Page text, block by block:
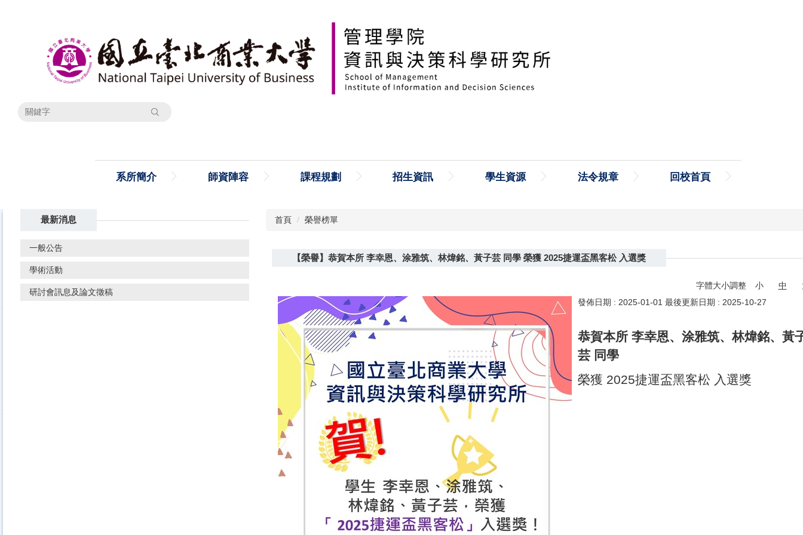
搜尋
系所簡介 師資陣容 課程規劃 招生資訊 學生資源 法令規章 回校首頁
最新消息
一般公告
學術活動
研討會訊息及論文徵稿
首頁 榮譽榜單
【榮譽】恭賀本所 李幸恩、涂雅筑、林煒銘、黃子芸 同學 榮獲 2025捷運盃黑客松 入選獎
字體大小調整 小 中
發佈日期 : 2025-01-01 最後更新日期 : 2025-10-27
恭賀本所 李幸恩、涂雅筑、林煒銘、黃
芸 同學
榮獲 2025捷運盃黑客松 入選獎